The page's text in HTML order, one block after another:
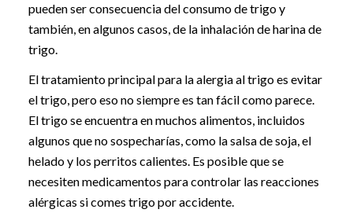
pueden ser consecuencia del consumo de trigo y
también, en algunos casos, de la inhalación de harina de
trigo.
El tratamiento principal para la alergia al trigo es evitar
el trigo, pero eso no siempre es tan fácil como parece.
El trigo se encuentra en muchos alimentos, incluidos
algunos que no sospecharías, como la salsa de soja, el
helado y los perritos calientes. Es posible que se
necesiten medicamentos para controlar las reacciones
alérgicas si comes trigo por accidente.